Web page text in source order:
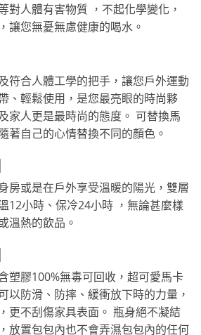
對人體有害物質 ，不起化學變化，
讓您無憂無慮健康的喝水。
符合人體工學的把手，讓您戶外運動
、輕鬆使用，是您最亮眼的時尚夥
家人更是最時尚的態度。 可替換馬
著自己的心情替換不同的顏色。
房或是在戶外享受溫暖的陽光，雙層
12小時、保冷24小時 ，無論甚麼樣
溫熱的飲品。
塑膠100%無毒可回收，超可愛馬卡
以防滑、防摔、緩衝放下時的力量，
更不刮傷家具表面。 瓶身絕不凝結
放置包包內也不會弄濕包包內的任何